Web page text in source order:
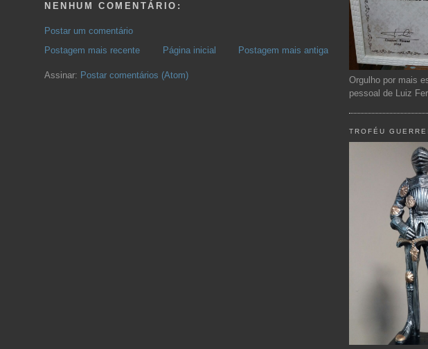
NENHUM COMENTÁRIO:
Postar um comentário
Postagem mais recente
Postagem mais antiga
Página inicial
Assinar: Postar comentários (Atom)
Orgulho por mais
pessoal de Luiz
TROFÉU